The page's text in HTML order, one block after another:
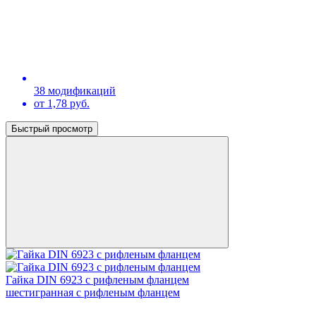
38 модификаций
от 1,78 руб.
Быстрый просмотр
Гайка DIN 6923 с рифленым фланцем
шестигранная с рифленым фланцем